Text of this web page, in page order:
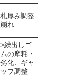
札厚み調整
崩れ
>繰出しゴ
ムの摩耗・
劣化、ギャ
ップ調整